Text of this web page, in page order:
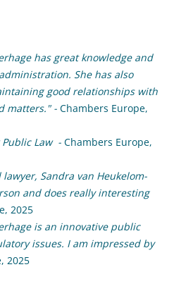
has great knowledge and
She has also
good relationships with
matters." - Chambers Europe,
Law - Chambers Europe,
Sandra van Heukelom-
and does really interesting
2025
is an innovative public
issues. I am impressed by
2025